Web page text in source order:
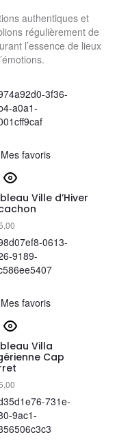
authentiques et
régulièrement de
l’essence de lieux
Mes favoris
Ville d’Hiver
Mes favoris
Villa
Cap